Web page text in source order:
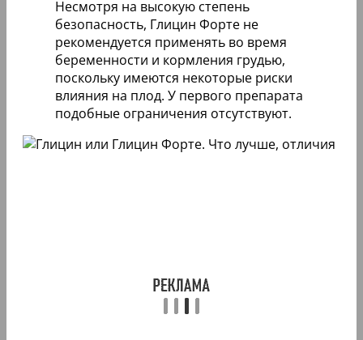
Несмотря на высокую степень
безопасность, Глицин Форте не
рекомендуется применять во время
беременности и кормления грудью,
поскольку имеются некоторые риски
влияния на плод. У первого препарата
подобные ограничения отсутствуют.